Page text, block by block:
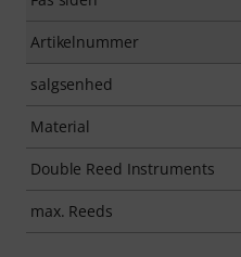
Artikelnummer
salgsenhed
Material
Double Reed Instruments
max. Reeds